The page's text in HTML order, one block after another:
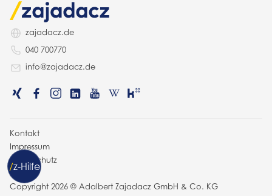
zajadacz.de
040 700770
info@zajadacz.de
Copyright 2026 © Adalbert Zajadacz GmbH & Co. KG
Kontakt
Impressum
Datenschutz
AGB
/z-Hilfe